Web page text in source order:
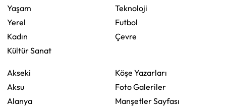
Yaşam
Yerel
Kadın
Kültür Sanat
Teknoloji
Futbol
Çevre
Akseki
Aksu
Alanya
Köşe Yazarları
Foto Galeriler
Manşetler Sayfası